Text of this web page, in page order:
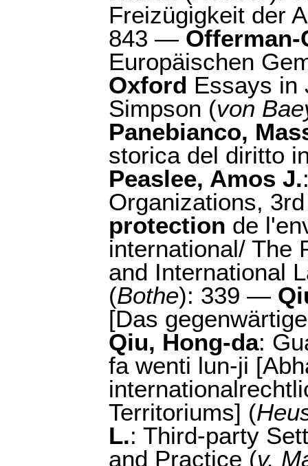
Freizügigkeit der
843 —
Europäischen
Oxford Essays in
Simpson (von
Panebianco,
storica del diritto
Peaslee, Amos J.
Organizations,
protection de
international/ The
and International
(Bothe): 339 —
[Das
Qiu, Hong-da:
fa wenti lun-ji
Territoriums] (
L.: Third-party
and Practice (v.